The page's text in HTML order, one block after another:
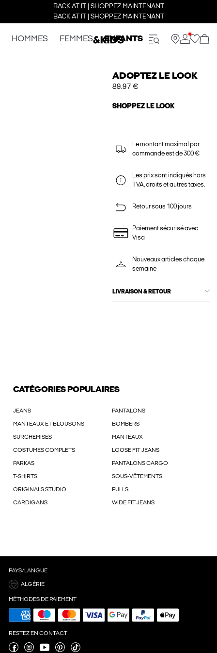
BACK AT IT | SHOPPEZ MAINTENANT
BACK AT IT | SHOPPEZ MAINTENANT
HOMMES FEMMES ENFANTS
ADOPTEZ LE LOOK
89.97 €
SHOPPEZ LE LOOK
Le montant maximal par
commande est de 300 €
Les prix sont indiqués hors
TVA, droits et autres taxes.
Retour sous 100 jours
Paiement sécurisé avec
Visa
Nouveaux articles chaque
semaine
LIVRAISON & RETOUR
CATÉGORIES POPULAIRES
JEANS PANTALONS
MANTEAUX ET BLOUSONS BOMBERS
SURCHEMISES MANTEAUX
COSTUMES COMPLETS LOOSE FIT JEANS
PARKAS PANTALONS CARGO
T-SHIRTS SOUS-VÊTEMENTS
ORIGINALS STUDIO PULLS
CARDIGANS WIDE FIT JEANS
PAYS/LANGUE
ALGÉRIE
MÉTHODES DE PAIEMENT
RESTEZ EN CONTACT